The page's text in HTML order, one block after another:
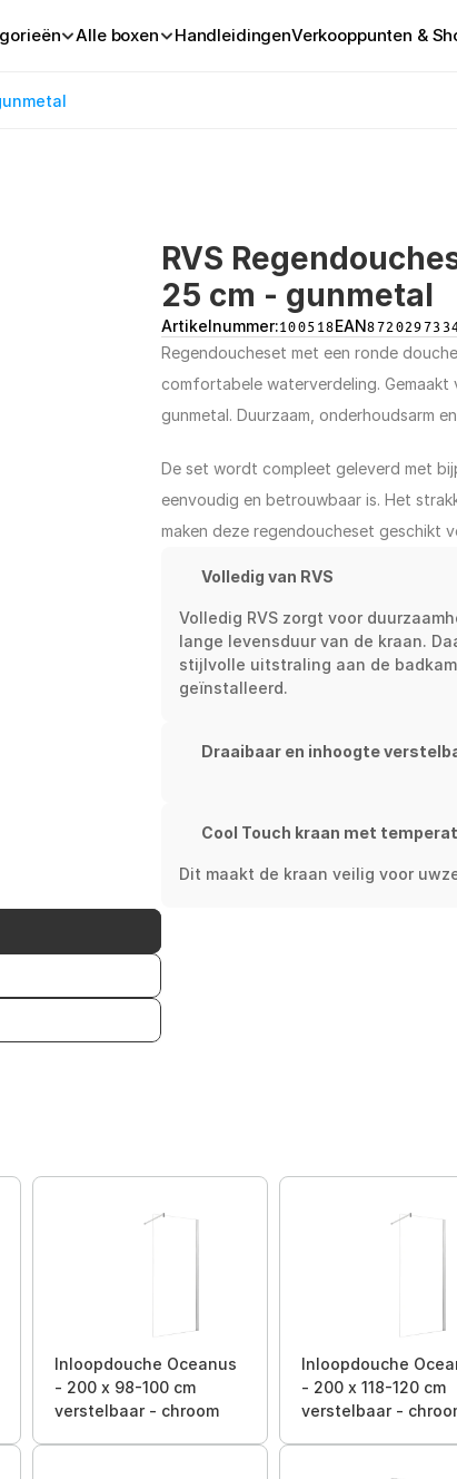
Alle boxen HandleidingenVerkooppunten &
RVS
25 cm - gunmetal
Artikelnummer:100518EAN
Regendoucheset met een ronde
comfortabele waterverdeling.
gunmetal. Duurzaam, onderhoudsarm
De set wordt compleet geleverd met
eenvoudig en betrouwbaar is. Het
maken deze regendoucheset geschikt
Volledig van RVS
Volledig RVS zorgt voor
lange levensduur van de kraan.
stijlvolle uitstraling aan de
geïnstalleerd.
Draaibaar en inhoogte
Cool Touch kraan met
Dit maakt de kraan veilig voor
Inloopdouche Oceanus
- 200 x 98-100 cm
verstelbaar - chroom
Inloopdouche
- 200 x 118-120 cm
verstelbaar -